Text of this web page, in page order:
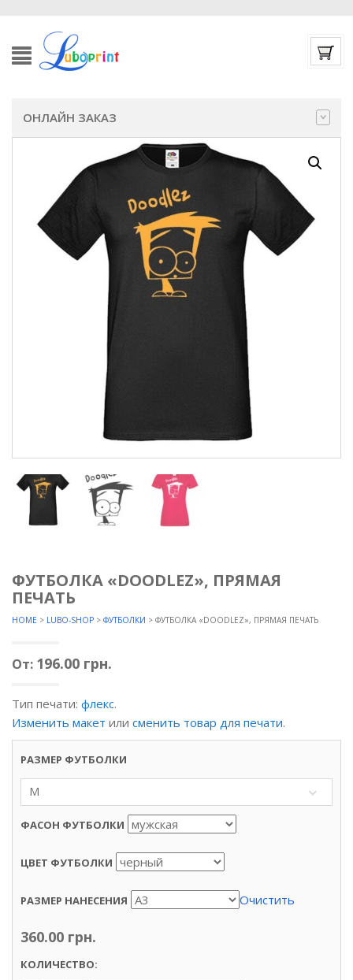
ОНЛАЙН ЗАКАЗ
ФУТБОЛКА «DOODLEZ», ПРЯМАЯ
ПЕЧАТЬ
HOME > LUBO-SHOP > ФУТБОЛКИ > ФУТБОЛКА «DOODLEZ», ПРЯМАЯ ПЕЧАТЬ
От: 196.00 грн.
Тип печати: флекс.
Изменить макет или сменить товар для печати.
РАЗМЕР ФУТБОЛКИ
M
ФАСОН ФУТБОЛКИ
ЦВЕТ ФУТБОЛКИ
РАЗМЕР НАНЕСЕНИЯ Очистить
360.00 грн.
КОЛИЧЕСТВО: